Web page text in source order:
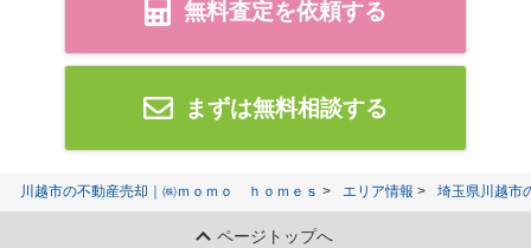
無料査定を依頼する
まずは無料相談する
川越市の不動産売却｜㈱ｍｏｍｏ ｈｏｍｅｓ エリア情報 埼玉県川越市
ページトップへ